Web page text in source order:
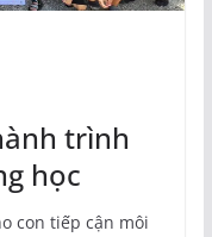
trình
học
con tiếp cận môi